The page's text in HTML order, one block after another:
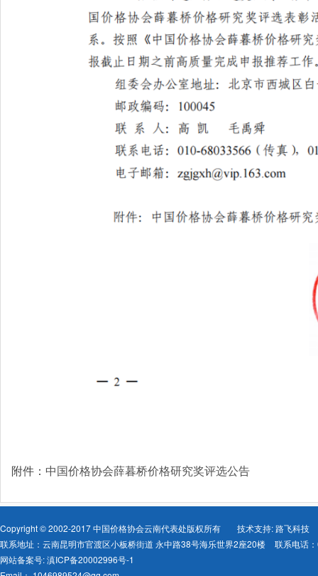
附件： 中国价格协会薛暮桥价格研究奖评选公告
Copyright © 2002-2017 中国价格协会云南代表处版权所有
技术支持: 路飞科技
联系地址：云南昆明市官渡区小板桥街道 永中路38号海乐世界2座20楼
联系电话
网站备案号:滇ICP备20002996号-1